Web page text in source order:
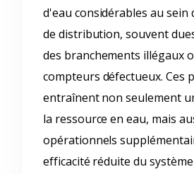
d'eau considérables au sein
de distribution, souvent
des branchements illégaux
compteurs défectueux. Ces
entraînent non seulement
la ressource en eau, mais
opérationnels
efficacité réduite du